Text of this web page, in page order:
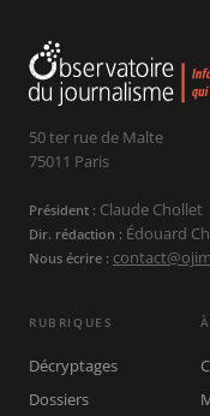
50 ter rue de Malte
75011 Paris
Président : Claude Chollet
Dir. rédaction : Édouard
Nous écrire :
RUBRIQUES
Décryptages
Dossiers